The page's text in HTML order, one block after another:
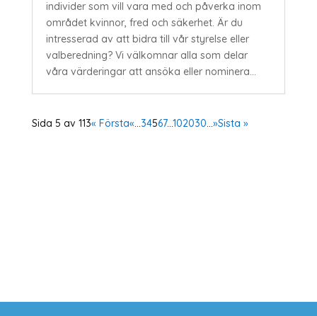
individer som vill vara med och påverka inom
området kvinnor, fred och säkerhet. Är du
intresserad av att bidra till vår styrelse eller
valberedning? Vi välkomnar alla som delar
våra värderingar att ansöka eller nominera...
Sida 5 av 113« Första«...34567...102030...»Sista »